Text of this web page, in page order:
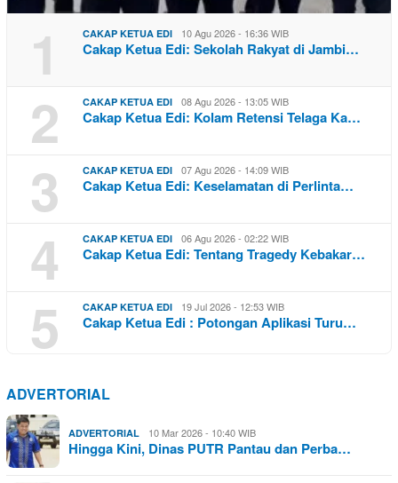
1 CAKAP KETUA EDI 10 Agu 2026 - 16:36 WIB
Cakap Ketua Edi: Sekolah Rakyat di Jambi…
2 CAKAP KETUA EDI 08 Agu 2026 - 13:05 WIB
Cakap Ketua Edi: Kolam Retensi Telaga Ka…
3 CAKAP KETUA EDI 07 Agu 2026 - 14:09 WIB
Cakap Ketua Edi: Keselamatan di Perlinta…
4 CAKAP KETUA EDI 06 Agu 2026 - 02:22 WIB
Cakap Ketua Edi: Tentang Tragedy Kebakar…
5 CAKAP KETUA EDI 19 Jul 2026 - 12:53 WIB
Cakap Ketua Edi : Potongan Aplikasi Turu…
ADVERTORIAL
ADVERTORIAL 10 Mar 2026 - 10:40 WIB
Hingga Kini, Dinas PUTR Pantau dan Perba…